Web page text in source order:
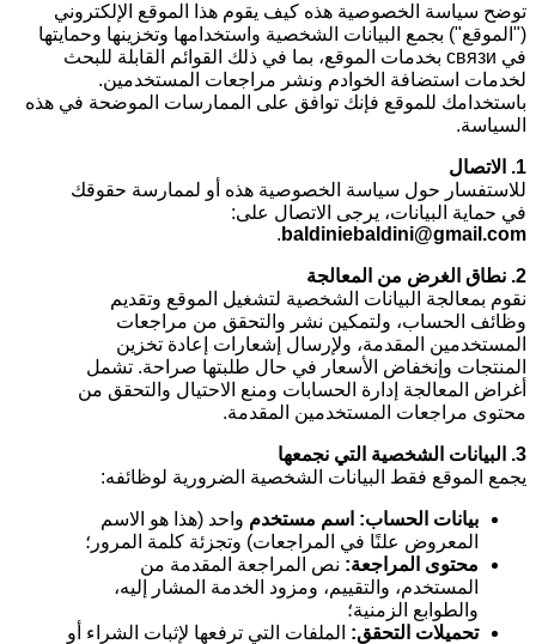
توضح سياسة الخصوصية هذه كيف يقوم هذا الموقع الإلكتروني
("الموقع") بجمع البيانات الشخصية واستخدامها وتخزينها وحمايتها
في связи بخدمات الموقع، بما في ذلك القوائم القابلة للبحث
لخدمات استضافة الخوادم ونشر مراجعات المستخدمين.
باستخدامك للموقع فإنك توافق على الممارسات الموضحة في هذه
السياسة.
1. الاتصال
للاستفسار حول سياسة الخصوصية هذه أو لممارسة حقوقك
في حماية البيانات، يرجى الاتصال على:
baldiniebaldini@gmail.com
.
2. نطاق الغرض من المعالجة
نقوم بمعالجة البيانات الشخصية لتشغيل الموقع وتقديم
وظائف الحساب، ولتمكين نشر والتحقق من مراجعات
المستخدمين المقدمة، ولإرسال إشعارات إعادة تخزين
المنتجات وإنخفاض الأسعار في حال طلبتها صراحة. تشمل
أغراض المعالجة إدارة الحسابات ومنع الاحتيال والتحقق من
محتوى مراجعات المستخدمين المقدمة.
3. البيانات الشخصية التي نجمعها
يجمع الموقع فقط البيانات الشخصية الضرورية لوظائفه:
بيانات الحساب: اسم مستخدم واحد (هذا هو الاسم
المعروض علنًا في المراجعات) وتجزئة كلمة المرور؛
محتوى المراجعة: نص المراجعة المقدمة من
المستخدم، والتقييم، ومزود الخدمة المشار إليه،
والطوابع الزمنية؛
تحميلات التحقق: الملفات التي ترفعها لإثبات الشراء أو